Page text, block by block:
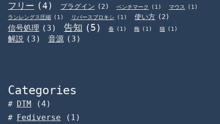
フリー (4) プラグイン (2) ベンチマーク (1) マウス
(1)
ランレングス圧縮 (1) リバースプロキシ (1) 使い方 (2)
信号処理 (3) 告知 (5) 春 (1) 梅 (1) 猫 (1)
解説 (3) 音源 (3)
Categories
DTM
(4)
Fediverse (1)